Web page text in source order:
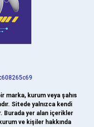
marka, kurum veya şahıs
Sitede yalnızca kendi
Burada yer alan içerikler
ve kişiler hakkında